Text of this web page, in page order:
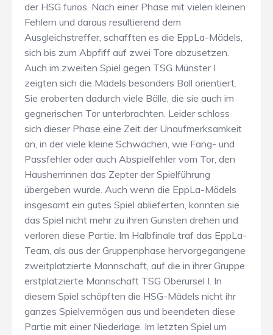
der HSG furios. Nach einer Phase mit vielen kleinen
Fehlern und daraus resultierend dem
Ausgleichstreffer, schafften es die EppLa-Mädels,
sich bis zum Abpfiff auf zwei Tore abzusetzen.
Auch im zweiten Spiel gegen TSG Münster I
zeigten sich die Mädels besonders Ball orientiert.
Sie eroberten dadurch viele Bälle, die sie auch im
gegnerischen Tor unterbrachten. Leider schloss
sich dieser Phase eine Zeit der Unaufmerksamkeit
an, in der viele kleine Schwächen, wie Fang- und
Passfehler oder auch Abspielfehler vom Tor, den
Hausherrinnen das Zepter der Spielführung
übergeben wurde. Auch wenn die EppLa-Mädels
insgesamt ein gutes Spiel ablieferten, konnten sie
das Spiel nicht mehr zu ihren Gunsten drehen und
verloren diese Partie. Im Halbfinale traf das EppLa-
Team, als aus der Gruppenphase hervorgegangene
zweitplatzierte Mannschaft, auf die in ihrer Gruppe
erstplatzierte Mannschaft TSG Oberursel I. In
diesem Spiel schöpften die HSG-Mädels nicht ihr
ganzes Spielvermögen aus und beendeten diese
Partie mit einer Niederlage. Im letzten Spiel um